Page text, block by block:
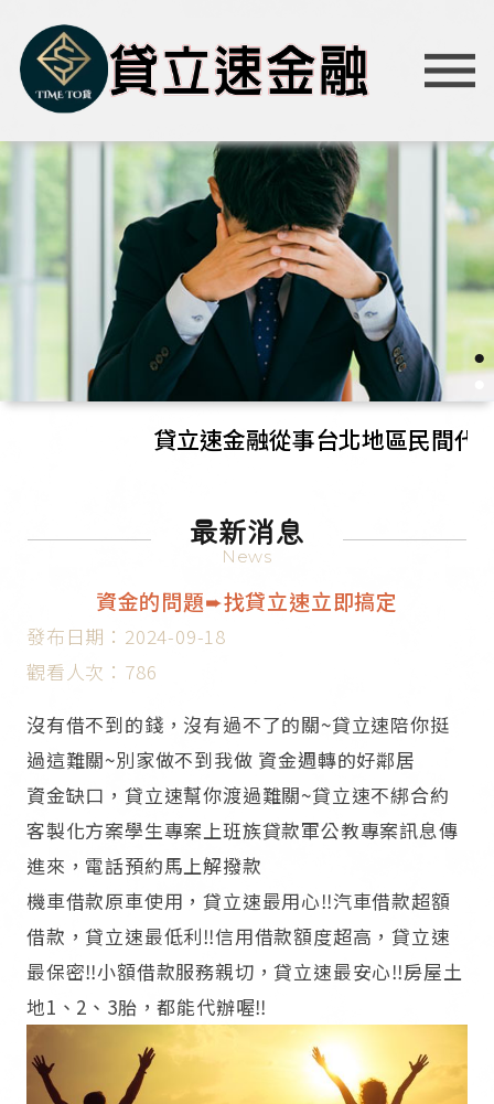
●
貸立速金融從事台北地區民間代
最新消息
News
資金的問題➨找貸立速立即搞定
發布日期：2024-09-18
觀看人次：786
沒有借不到的錢，沒有過不了的關~貸立速陪你挺
過這難關~別家做不到我做 資金週轉的好鄰居
資金缺口，貸立速幫你渡過難關~貸立速不綁合約
客製化方案學生專案上班族貸款軍公教專案訊息傳
進來，電話預約馬上解撥款
機車借款原車使用，貸立速最用心‼汽車借款超額
借款，貸立速最低利‼信用借款額度超高，貸立速
最保密‼小額借款服務親切，貸立速最安心‼房屋土
地1、2、3胎，都能代辦喔‼